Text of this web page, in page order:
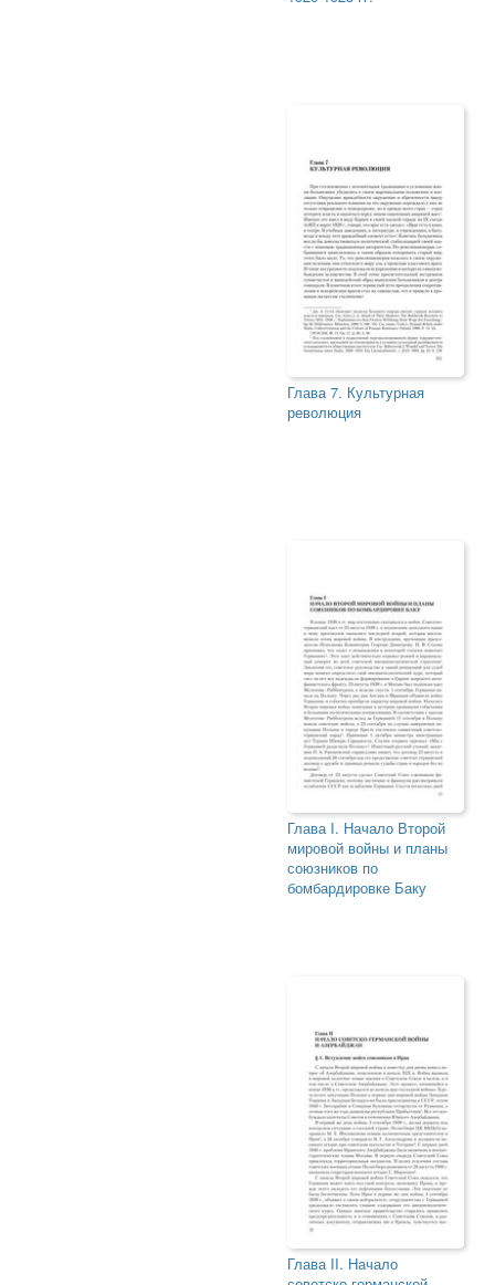
Глава 7. Культурная
революция
Глава I. Начало Второй
мировой войны и планы
союзников по
бомбардировке Баку
Глава II. Начало